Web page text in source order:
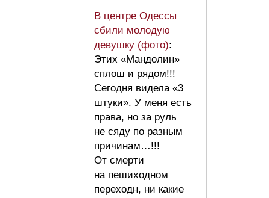
В центре Одессы
сбили молодую
девушку (фото):
Этих «Мандолин»
сплош и рядом!!!
Сегодня видела «3
штуки». У меня есть
права, но за руль
не сяду по разным
причинам…!!!
От смерти
на пешиходном
переходн, ни какие